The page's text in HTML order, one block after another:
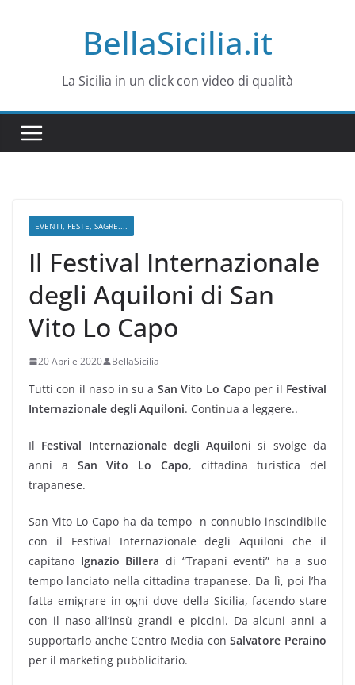
BellaSicilia.it
La Sicilia in un click con video di qualità
EVENTI, FESTE, SAGRE....
Il Festival Internazionale
degli Aquiloni di San
Vito Lo Capo
20 Aprile 2020 BellaSicilia
Tutti con il naso in su a San Vito Lo Capo per il Festival
Internazionale degli Aquiloni. Continua a leggere..
Il Festival Internazionale degli Aquiloni si svolge da
anni a San Vito Lo Capo, cittadina turistica del
trapanese.
San Vito Lo Capo ha da tempo n connubio inscindibile
con il Festival Internazionale degli Aquiloni che il
capitano Ignazio Billera di “Trapani eventi” ha a suo
tempo lanciato nella cittadina trapanese. Da lì, poi l’ha
fatta emigrare in ogni dove della Sicilia, facendo stare
con il naso all’insù grandi e piccini. Da alcuni anni a
supportarlo anche Centro Media con Salvatore Peraino
per il marketing pubblicitario.